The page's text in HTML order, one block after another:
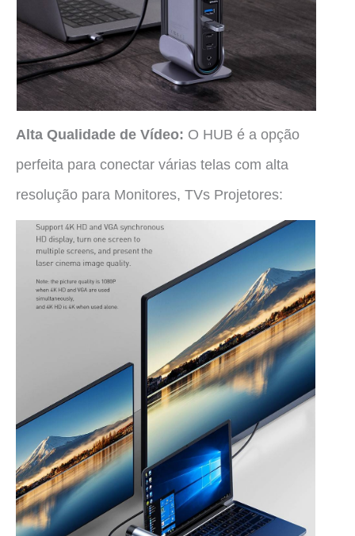
Alta Qualidade de Vídeo: O HUB é a opção
perfeita para conectar várias telas com alta
resolução para Monitores, TVs Projetores: